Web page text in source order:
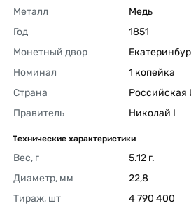
Металл
Медь
Год
1851
Монетный двор
Номинал
1 копейка
Страна
Российская
Правитель
Николай I
Технические характеристики
Вес, г
5.12 г.
Диаметр, мм
22,8
Тираж, шт
4 790 400